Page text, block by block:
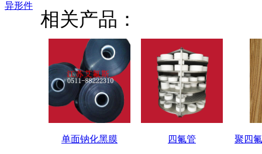
异形件
相关产品：
单面钠化黑膜 四氟管 聚四